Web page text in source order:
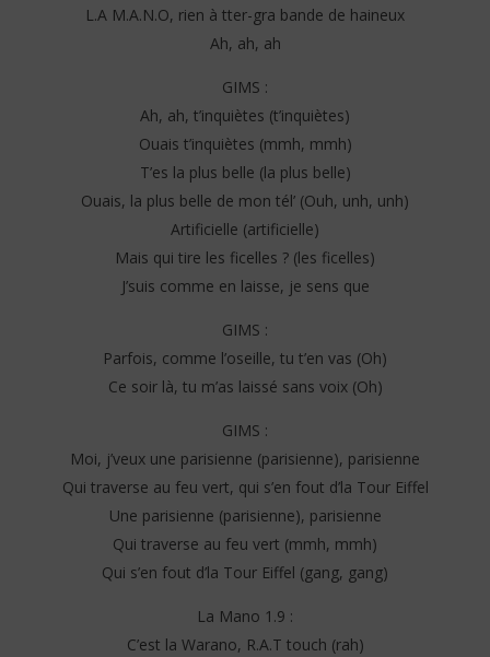
NOW VIEWING
GIMS feat La Mano 1.9 – Parisienne (Lyrics)
L.A M.A.N.O, rien à tter-gra bande de haineux
Ah, ah, ah
GIMS :
Ah, ah, t’inquiètes (t’inquiètes)
Ouais t’inquiètes (mmh, mmh)
T’es la plus belle (la plus belle)
Ouais, la plus belle de mon tél’ (Ouh, unh, unh)
Artificielle (artificielle)
Mais qui tire les ficelles ? (les ficelles)
J’suis comme en laisse, je sens que
GIMS :
Parfois, comme l’oseille, tu t’en vas (Oh)
Ce soir là, tu m’as laissé sans voix (Oh)
GIMS :
Moi, j’veux une parisiennе (parisienne), parisiennе
Qui traverse au feu vert, qui s’en fout d’la Tour Eiffel
Une parisienne (parisienne), parisienne
Qui traverse au feu vert (mmh, mmh)
Qui s’en fout d’la Tour Eiffel (gang, gang)
La Mano 1.9 :
C’est la Warano, R.A.T touch (rah)